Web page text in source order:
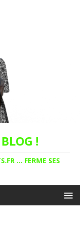
!
... FERME SES